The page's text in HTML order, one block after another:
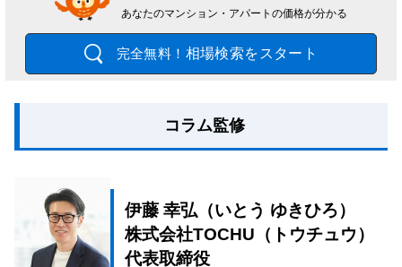
あなたのマンション・アパートの価格が分かる
完全無料！ 相場検索をスタート
コラム監修
伊藤 幸弘（いとう ゆきひろ）
株式会社TOCHU（トウチュウ）
代表取締役